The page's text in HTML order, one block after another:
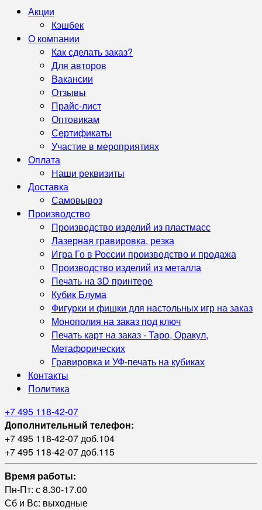
Акции
Кэшбек
О компании
Как сделать заказ?
Для авторов
Вакансии
Отзывы
Прайс-лист
Оптовикам
Сертификаты
Участие в мероприятиях
Оплата
Наши реквизиты
Доставка
Самовывоз
Производство
Производство изделий из пластмасс
Лазерная гравировка, резка
Игра Го в России производство и продажа
Производство изделий из металла
Печать на 3D принтере
Кубик Блума
Фигурки и фишки для настольных игр на заказ
Монополия на заказ под ключ
Печать карт на заказ - Таро, Оракул,
Метафорических
Гравировка и УФ‑печать на кубиках
Контакты
Политика
+7 495 118-42-07
Дополнительный телефон:
+7 495 118-42-07 доб.104
+7 495 118-42-07 доб.115
Время работы:
Пн-Пт: с 8.30-17.00
Сб и Вс: выходные